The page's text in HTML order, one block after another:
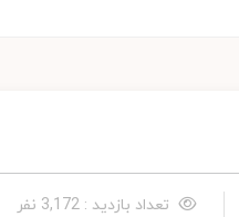
تعداد بازدید : 3,172 نفر